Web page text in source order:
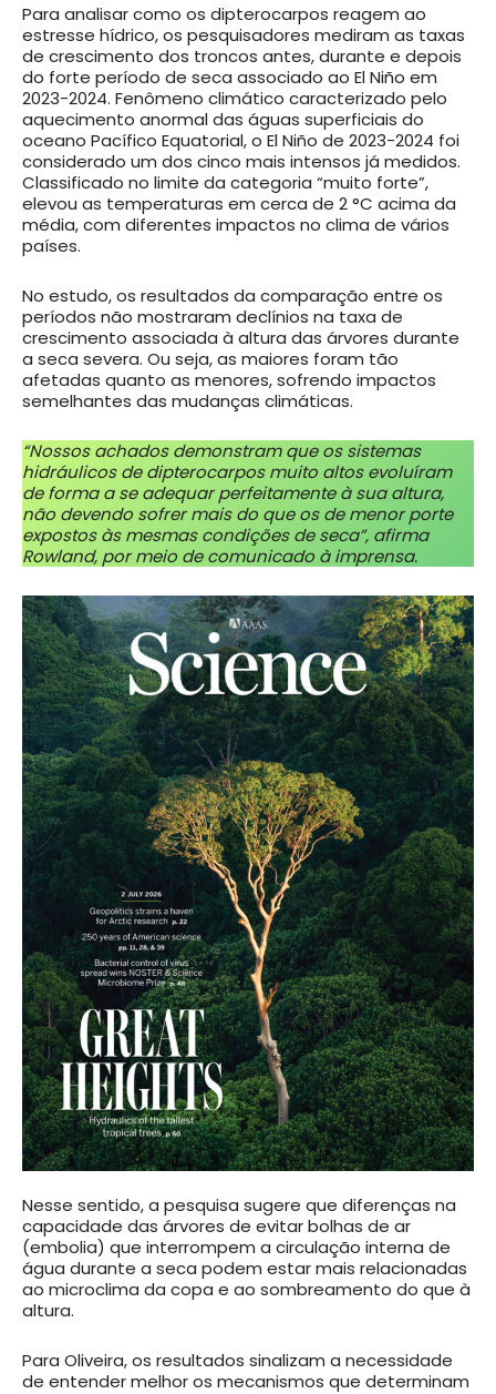
Para analisar como os dipterocarpos reagem ao
estresse hídrico, os pesquisadores mediram as taxas
de crescimento dos troncos antes, durante e depois
do forte período de seca associado ao El Niño em
2023-2024. Fenômeno climático caracterizado pelo
aquecimento anormal das águas superficiais do
oceano Pacífico Equatorial, o El Niño de 2023-2024 foi
considerado um dos cinco mais intensos já medidos.
Classificado no limite da categoria “muito forte”,
elevou as temperaturas em cerca de 2 °C acima da
média, com diferentes impactos no clima de vários
países.
No estudo, os resultados da comparação entre os
períodos não mostraram declínios na taxa de
crescimento associada à altura das árvores durante
a seca severa. Ou seja, as maiores foram tão
afetadas quanto as menores, sofrendo impactos
semelhantes das mudanças climáticas.
“Nossos achados demonstram que os sistemas
hidráulicos de dipterocarpos muito altos evoluíram
de forma a se adequar perfeitamente à sua altura,
não devendo sofrer mais do que os de menor porte
expostos às mesmas condições de seca”, afirma
Rowland, por meio de comunicado à imprensa.
Nesse sentido, a pesquisa sugere que diferenças na
capacidade das árvores de evitar bolhas de ar
(embolia) que interrompem a circulação interna de
água durante a seca podem estar mais relacionadas
ao microclima da copa e ao sombreamento do que à
altura.
Para Oliveira, os resultados sinalizam a necessidade
de entender melhor os mecanismos que determinam